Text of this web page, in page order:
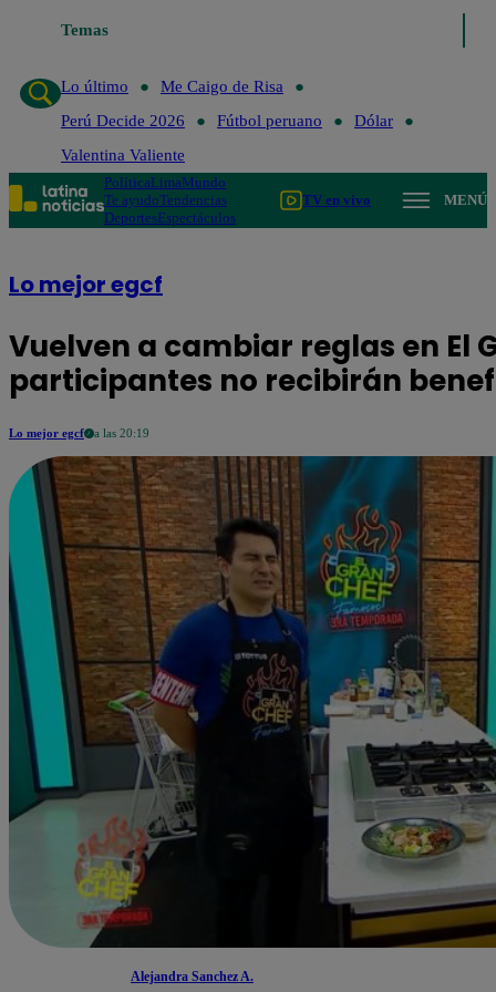
Temas
Lo último
Me Caigo de Risa
Perú Decide 2026
Fútbol peruano
Dólar
Valentina Valiente
PolíticaLimaMundo
Te ayudoTendencias
DeportesEspectáculos
TV en vivo MENÚ
Lo mejor egcf
Vuelven a cambiar reglas en El
participantes no recibirán
Lo mejor egcf a las 20:19
Alejandra Sanchez A.